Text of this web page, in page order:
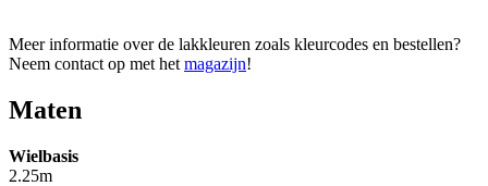
Meer informatie over de lakkleuren zoals kleurcodes en bestellen?
Neem contact op met het magazijn!
Maten
Wielbasis
2.25m